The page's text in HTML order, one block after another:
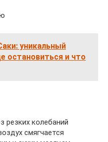
уникальный
остановиться и что
резких колебаний
смягчается